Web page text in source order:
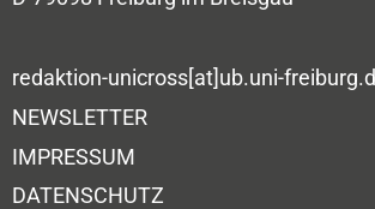
redaktion-unicross[at]ub.uni-
NEWSLETTER
IMPRESSUM
DATENSCHUTZ